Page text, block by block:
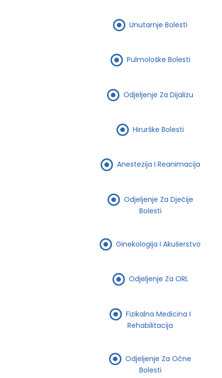
Unutarnje Bolesti
Pulmološke Bolesti
Odjeljenje Za Dijalizu
Hirurške Bolesti
Anestezija I Reanimacija
Odjeljenje Za Dječije
Bolesti
Ginekologija I Akušerstvo
Odjeljenje Za ORL
Fizikalna Medicina I
Rehabilitacija
Odjeljenje Za Očne
Bolesti